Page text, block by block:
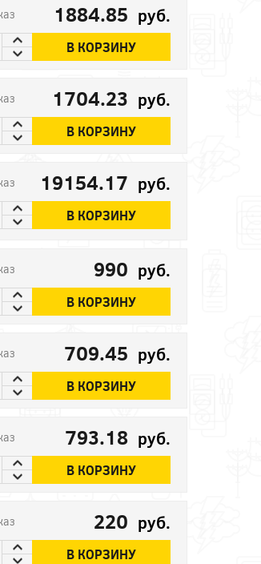
1884.85 руб.
В КОРЗИНУ
1704.23 руб.
В КОРЗИНУ
19154.17 руб.
В КОРЗИНУ
990 руб.
В КОРЗИНУ
709.45 руб.
В КОРЗИНУ
793.18 руб.
В КОРЗИНУ
220 руб.
В КОРЗИНУ